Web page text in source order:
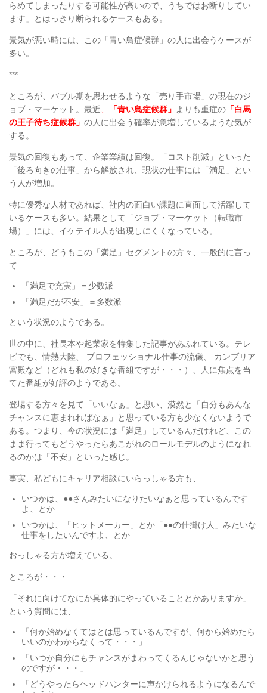
らめてしまったりする可能性が高いので、うちではお断りしてい
ます」とはっきり断られるケースもある。
景気が悪い時には、この「青い鳥症候群」の人に出会うケースが
多い。
***
ところが、バブル期を思わせるような「売り手市場」の現在のジ
ョブ・マーケット。最近
「青い鳥症候群」 よりも重症の 「白馬
の王子待ち症候群」 の人に出会う確率が急増しているような気が
する。
景気の回復もあって、企業業績は回復。「コスト削減」といった
「後ろ向きの仕事」から解放され、現状の仕事には「満足」とい
う人が増加。
特に優秀な人材であれば、社内の面白い課題に直面して活躍して
いるケースも多い。結果として「ジョブ・マーケット（転職市
場）」には、イケテイル人が出現しにくくなっている。
ところが、どうもこの「満足」セグメントの方々、一般的に言っ
て
「満足で充実」＝少数派
「満足だが不安」＝多数派
という状況のようである。
世の中に、社長本や起業家を特集した記事があふれている。テレ
ビでも、情熱大陸、 プロフェッショナル仕事の流儀、 カンブリア
宮殿など（どれも私の好きな番組ですが・・・）、人に焦点を当
てた番組が好評のようである。
登場する方々を見て「いいなぁ」と思い、漠然と「自分もあんな
チャンスに恵まれればなぁ」と思っている方も少なくないようで
ある。つまり、今の状況には「満足」しているんだけれど、この
まま行ってもどうやったらあこがれのロールモデルのようになれ
るのかは「不安」といった感じ。
事実、私どもにキャリア相談にいらっしゃる方も、
いつかは、●●さんみたいになりたいなぁと思っているんです
よ、とか
いつかは、「ヒットメーカー」とか「●●の仕掛け人」みたいな
仕事をしたいんですよ、とか
おっしゃる方が増えている。
ところが・・・
「それに向けてなにか具体的にやっていることとかありますか」
という質問には、
「何か始めなくてはとは思っているんですが、何から始めたら
いいのかわからなくって・・・」
「いつか自分にもチャンスがまわってくるんじゃないかと思う
のですが・・・」
「どうやったらヘッドハンターに声かけられるようになるんで